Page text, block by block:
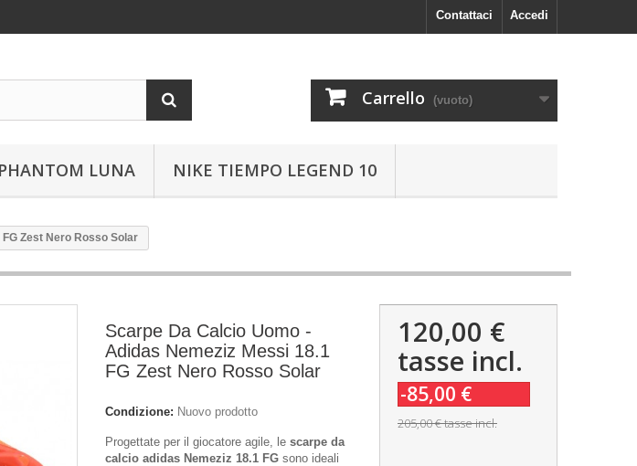
Accedi
Contattaci
Carrello (vuoto)
LUNA NIKE TIEMPO LEGEND 10
Zest Nero Rosso Solar
Scarpe Da Calcio Uomo -
Adidas Nemeziz Messi 18.1
FG Zest Nero Rosso Solar
Condizione: Nuovo prodotto
Progettate per il giocatore agile, le scarpe da
calcio adidas Nemeziz 18.1 FG sono ideali
120,00 €
tasse incl.
-85,00 €
205,00 €tasse incl.